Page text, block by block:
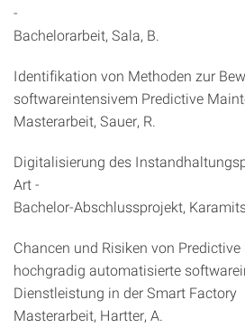
-
Bachelorarbeit, Sala, B.
Identifikation von Methoden zur
softwareintensivem Predictive
Masterarbeit, Sauer, R.
Digitalisierung des
Art -
Bachelor-Abschlussprojekt,
Chancen und Risiken von
hochgradig automatisierte
Dienstleistung in der Smart Factory
Masterarbeit, Hartter, A.